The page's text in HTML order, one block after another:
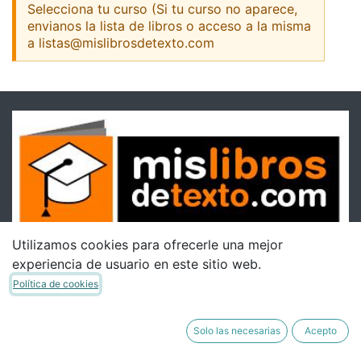
Selecciona tu curso (Si tu curso no aparece,
envianos la lista de libros o acceso a la misma
a listas@mislibrosdetexto.com
Utilizamos cookies para ofrecerle una mejor
experiencia de usuario en este sitio web.
Política de cookies
Solo las necesarias Acepto